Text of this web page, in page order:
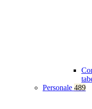
Personale 489